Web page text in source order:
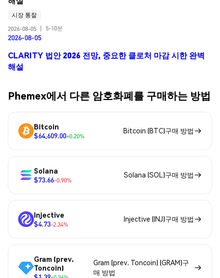
시장 통찰
2026-08-05
5-10분
2026-08-05
CLARITY 법안 2026 전망, 중요한 클로처 마감 시한 완벽
해설
Phemex에서 다른 암호화폐를 구매하는 방법
Bitcoin
$64,609.00+0.20%
Bitcoin (BTC)구매 방법
Solana
$73.66-0.90%
Solana (SOL)구매 방법
Injective
$4.73-2.34%
Injective (INJ)구매 방법
Gram (prev.
Toncoin)
Gram (prev. Toncoin) (GRAM)구
매 방법